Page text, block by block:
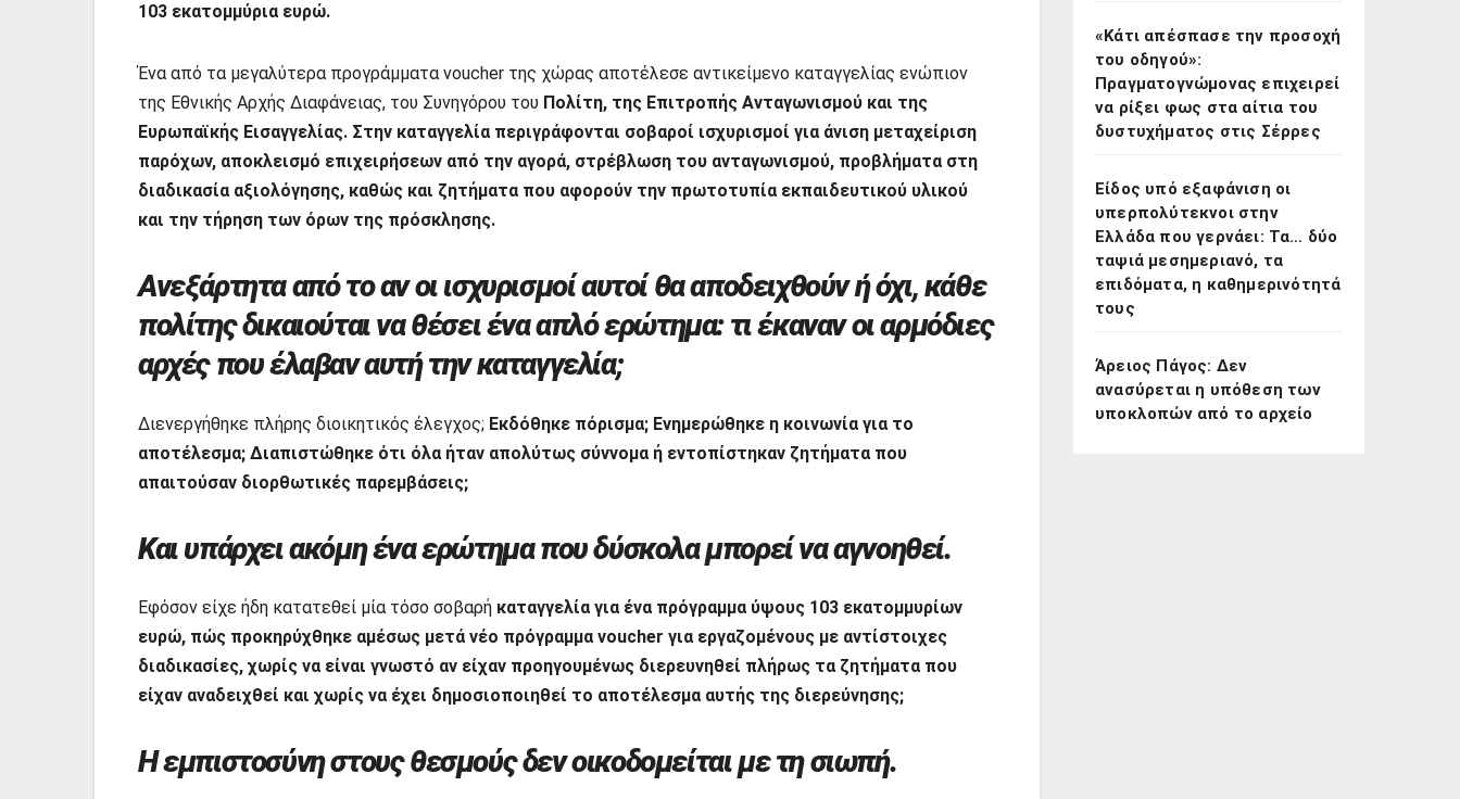
103 εκατομμύρια ευρώ.
Ένα από τα μεγαλύτερα προγράμματα voucher της χώρας αποτέλεσε αντικείμενο καταγγελίας ενώπιον
της Εθνικής Αρχής Διαφάνειας, του Συνηγόρου του Πολίτη, της Επιτροπής Ανταγωνισμού και της
Ευρωπαϊκής Εισαγγελίας. Στην καταγγελία περιγράφονται σοβαροί ισχυρισμοί για άνιση μεταχείριση
παρόχων, αποκλεισμό επιχειρήσεων από την αγορά, στρέβλωση του ανταγωνισμού, προβλήματα στη
διαδικασία αξιολόγησης, καθώς και ζητήματα που αφορούν την πρωτοτυπία εκπαιδευτικού υλικού
και την τήρηση των όρων της πρόσκλησης.
Ανεξάρτητα από το αν οι ισχυρισμοί αυτοί θα αποδειχθούν ή όχι, κάθε
πολίτης δικαιούται να θέσει ένα απλό ερώτημα: τι έκαναν οι αρμόδιες
αρχές που έλαβαν αυτή την καταγγελία;
Διενεργήθηκε πλήρης διοικητικός έλεγχος; Εκδόθηκε πόρισμα; Ενημερώθηκε η κοινωνία για το
αποτέλεσμα; Διαπιστώθηκε ότι όλα ήταν απολύτως σύννομα ή εντοπίστηκαν ζητήματα που
απαιτούσαν διορθωτικές παρεμβάσεις;
Και υπάρχει ακόμη ένα ερώτημα που δύσκολα μπορεί να αγνοηθεί.
Εφόσον είχε ήδη κατατεθεί μία τόσο σοβαρή καταγγελία για ένα πρόγραμμα ύψους 103 εκατομμυρίων
ευρώ, πώς προκηρύχθηκε αμέσως μετά νέο πρόγραμμα voucher για εργαζομένους με αντίστοιχες
διαδικασίες, χωρίς να είναι γνωστό αν είχαν προηγουμένως διερευνηθεί πλήρως τα ζητήματα που
είχαν αναδειχθεί και χωρίς να έχει δημοσιοποιηθεί το αποτέλεσμα αυτής της διερεύνησης;
Η εμπιστοσύνη στους θεσμούς δεν οικοδομείται με τη σιωπή.
«Κάτι απέσπασε την προσοχή
του οδηγού»:
Πραγματογνώμονας επιχειρεί
να ρίξει φως στα αίτια του
δυστυχήματος στις Σέρρες
Είδος υπό εξαφάνιση οι
υπερπολύτεκνοι στην
Ελλάδα που γερνάει: Τα… δύο
ταψιά μεσημεριανό, τα
επιδόματα, η καθημερινότητά
τους
Άρειος Πάγος: Δεν
ανασύρεται η υπόθεση των
υποκλοπών από το αρχείο